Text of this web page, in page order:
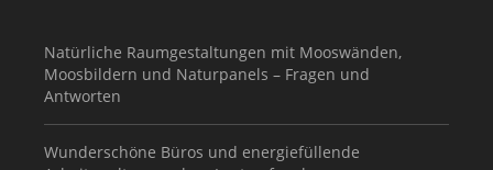
Natürliche Raumgestaltungen mit Mooswänden,
Moosbildern und Naturpanels – Fragen und
Antworten
Wunderschöne Büros und energiefüllende